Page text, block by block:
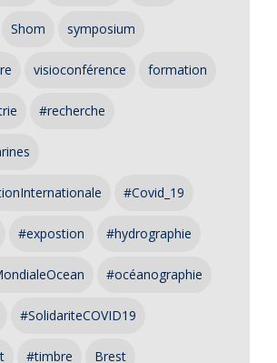
Shom symposium
visioconférence formation
#recherche
#Covid_19
#expostion #hydrographie
#océanographie
#SolidariteCOVID19
#timbre Brest